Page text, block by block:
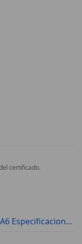
certificado.
Audi A6 Especificaciones técnicas